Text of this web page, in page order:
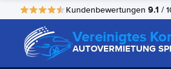
Kundenbewertungen 9.1 /
Vereinigtes
AUTOVERMIETUNG